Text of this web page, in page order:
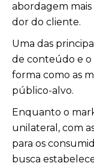
abordagem
dor do cliente.
Uma das
de conteúdo e o
forma como as
público-alvo.
Enquanto o
unilateral, com
para os
busca